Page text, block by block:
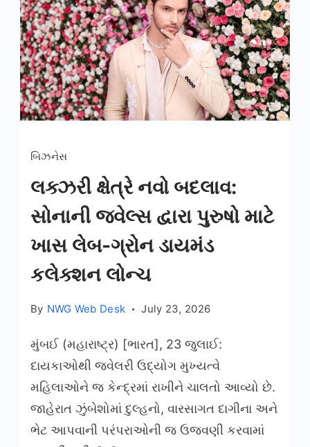
બિઝનેસ
લક્ઝરી ક્ષેત્રે નવો બદલાવ:
સોનાની જ્વેલ્સ દ્વારા પુરુષો માટે
ખાસ લેબ-ગ્રોન ડાયમંડ
કલેક્શન લોન્ચ
By NWG Web Desk July 23, 2026
મુંબઈ (મહારાષ્ટ્ર) [ભારત], 23 જુલાઈ:
દાયકાઓથી જ્વેલરી ઉદ્યોગ મુખ્યત્વે
મહિલાઓને જ કેન્દ્રમાં રાખીને ચાલતો આવ્યો છે.
જાહેરાત ઝુંબેશોમાં દુલ્હનો, વારસાગત દાગીના અને
ભેટ આપવાની પરંપરાઓની જ ઉજવણી કરવામાં